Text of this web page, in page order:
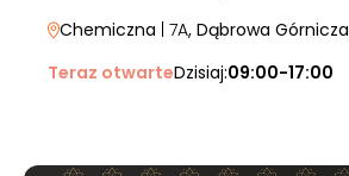
Chemiczna | 7A, Dąbrowa Górnicza
Teraz otwarteDzisiaj:09:00-17:00